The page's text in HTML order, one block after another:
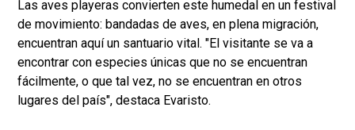
Las aves playeras convierten este humedal en un festival
de movimiento: bandadas de aves, en plena migración,
encuentran aquí un santuario vital. "El visitante se va a
encontrar con especies únicas que no se encuentran
fácilmente, o que tal vez, no se encuentran en otros
lugares del país", destaca Evaristo.